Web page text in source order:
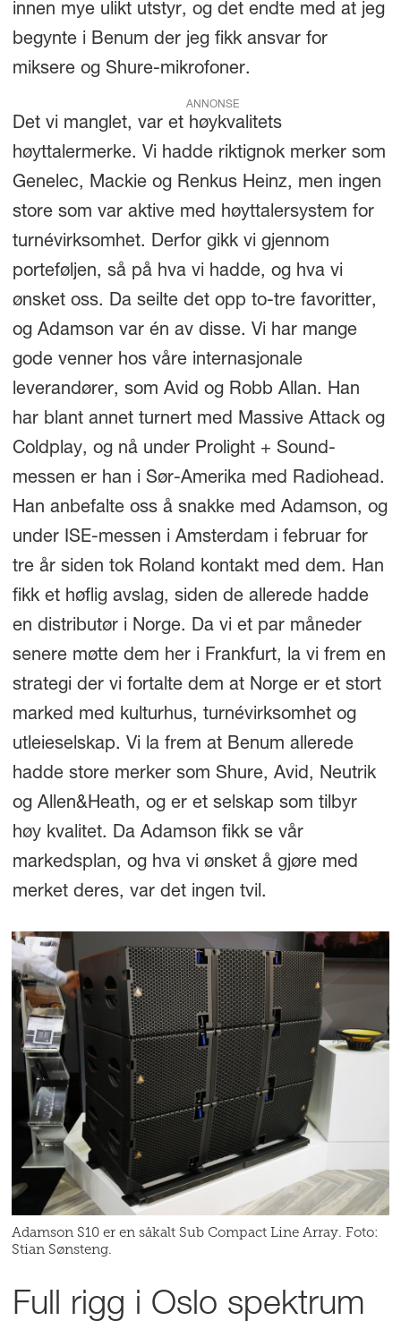
innen mye ulikt utstyr, og det endte med at jeg
begynte i Benum der jeg fikk ansvar for
miksere og Shure-mikrofoner.
ANNONSE
Det vi manglet, var et høykvalitets
høyttalermerke. Vi hadde riktignok merker som
Genelec, Mackie og Renkus Heinz, men ingen
store som var aktive med høyttalersystem for
turnévirksomhet. Derfor gikk vi gjennom
porteføljen, så på hva vi hadde, og hva vi
ønsket oss. Da seilte det opp to-tre favoritter,
og Adamson var én av disse. Vi har mange
gode venner hos våre internasjonale
leverandører, som Avid og Robb Allan. Han
har blant annet turnert med Massive Attack og
Coldplay, og nå under Prolight + Sound-
messen er han i Sør-Amerika med Radiohead.
Han anbefalte oss å snakke med Adamson, og
under ISE-messen i Amsterdam i februar for
tre år siden tok Roland kontakt med dem. Han
fikk et høflig avslag, siden de allerede hadde
en distributør i Norge. Da vi et par måneder
senere møtte dem her i Frankfurt, la vi frem en
strategi der vi fortalte dem at Norge er et stort
marked med kulturhus, turnévirksomhet og
utleieselskap. Vi la frem at Benum allerede
hadde store merker som Shure, Avid, Neutrik
og Allen&Heath, og er et selskap som tilbyr
høy kvalitet. Da Adamson fikk se vår
markedsplan, og hva vi ønsket å gjøre med
merket deres, var det ingen tvil.
Adamson S10 er en såkalt Sub Compact Line Array. Foto:
Stian Sønsteng.
Full rigg i Oslo spektrum